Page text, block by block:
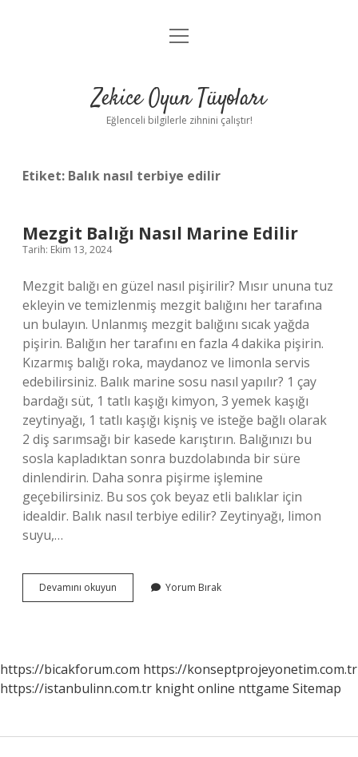
Anasayfa
Yasal Uyarı
menüyü
Zekice Oyun Tüyoları
Eğlenceli bilgilerle zihnini çalıştır!
Etiket: Balık nasıl terbiye edilir
Mezgit Balığı Nasıl Marine Edilir
Tarih: Ekim 13, 2024
Mezgit balığı en güzel nasıl pişirilir? Mısır ununa tuz
ekleyin ve temizlenmiş mezgit balığını her tarafına
un bulayın. Unlanmış mezgit balığını sıcak yağda
pişirin. Balığın her tarafını en fazla 4 dakika pişirin.
Kızarmış balığı roka, maydanoz ve limonla servis
edebilirsiniz. Balık marine sosu nasıl yapılır? 1 çay
bardağı süt, 1 tatlı kaşığı kimyon, 3 yemek kaşığı
zeytinyağı, 1 tatlı kaşığı kişniş ve isteğe bağlı olarak
2 diş sarımsağı bir kasede karıştırın. Balığınızı bu
sosla kapladıktan sonra buzdolabında bir süre
dinlendirin. Daha sonra pişirme işlemine
geçebilirsiniz. Bu sos çok beyaz etli balıklar için
idealdir. Balık nasıl terbiye edilir? Zeytinyağı, limon
suyu,…
Devamını okuyun
Balığı
Yorum Bırak
https://bicakforum.com https://konseptprojeyonetim.com.tr
https://istanbulinn.com.tr knight online nttgame Sitemap